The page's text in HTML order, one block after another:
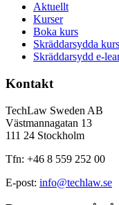
Aktuellt
Kurser
Boka kurs
Skräddarsydda
Skräddarsydd e-
Kontakt
TechLaw Sweden AB
Västmannagatan 13
111 24 Stockholm
Tfn: +46 8 559 252 00
E-post: info@techlaw.se